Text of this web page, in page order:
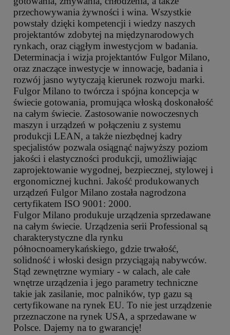
przechowywania żywności i wina. Wszystkie
powstały dzięki kompetencji i wiedzy naszych
projektantów zdobytej na międzynarodowych
rynkach, oraz ciągłym inwestycjom w badania.
Determinacja i wizja projektantów Fulgor Milano,
oraz znaczące inwestycje w innowacje, badania i
rozwój jasno wytyczają kierunek rozwoju marki.
Fulgor Milano to twórcza i spójna koncepcja w
świecie gotowania, promująca włoską doskonałość
na całym świecie. Zastosowanie nowoczesnych
maszyn i urządzeń w połączeniu z systemu
produkcji LEAN, a także niezbędnej kadry
specjalistów pozwala osiągnąć najwyższy poziom
jakości i elastyczności produkcji, umożliwiając
zaprojektowanie wygodnej, bezpiecznej, stylowej i
ergonomicznej kuchni. Jakość produkowanych
urządzeń Fulgor Milano została nagrodzona
certyfikatem ISO 9001: 2000.
Fulgor Milano produkuje urządzenia sprzedawane
na całym świecie. Urządzenia serii Professional są
charakterystyczne dla rynku
północnoamerykańskiego, gdzie trwałość,
solidność i włoski design przyciągają nabywców.
Stąd zewnętrzne wymiary - w calach, ale całe
wnętrze urządzenia i jego parametry techniczne
takie jak zasilanie, moc palników, typ gazu są
certyfikowane na rynek EU. To nie jest urządzenie
przeznaczone na rynek USA, a sprzedawane w
Polsce. Dajemy na to gwarancję!